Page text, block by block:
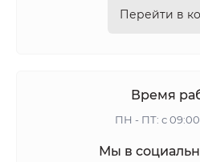
Перейти в
Время
ПН - ПТ: с 09:00
Мы в